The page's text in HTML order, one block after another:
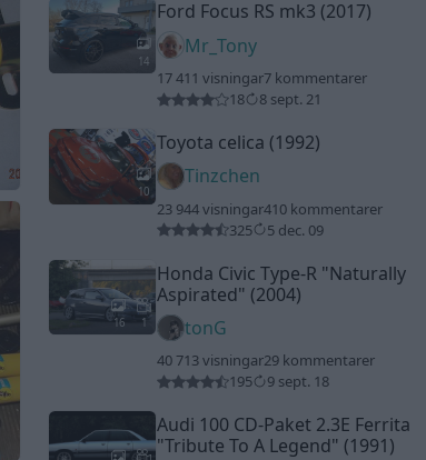
14
Ford Focus RS mk3 (2017)
Mr_Tony
17 411 visningar7 kommentarer
18
8 sept. 21
10
Toyota celica (1992)
Tinzchen
23 944 visningar410 kommentarer
325
5 dec. 09
16 1
Honda Civic Type-R "Naturally
Aspirated" (2004)
tonG
40 713 visningar29 kommentarer
195
9 sept. 18
Audi 100 CD-Paket 2.3E Ferrita
"Tribute To A Legend" (1991)